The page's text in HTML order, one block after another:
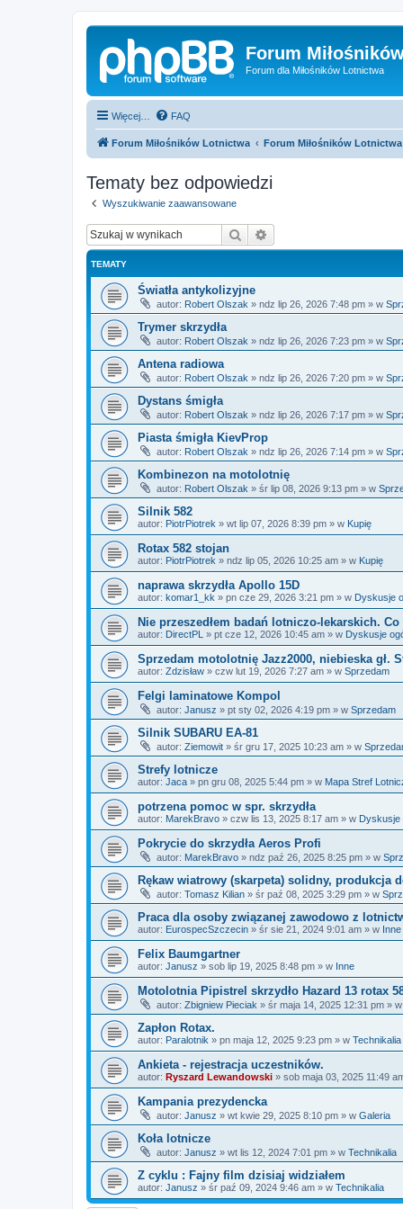
Forum
Forum dla Miłośników Lotnictwa
Więcej… FAQ
Forum Miłośników Lotnictwa Forum Miłośników Lotnictwa
Tematy bez odpowiedzi
Wyszukiwanie zaawansowane
Szukaj
TEMATY
Światła antykolizyjne
autor: Robert Olszak » ndz lip 26, 2026 7:48 pm » w
Trymer skrzydła
autor: Robert Olszak » ndz lip 26, 2026 7:23 pm » w
Antena radiowa
autor: Robert Olszak » ndz lip 26, 2026 7:20 pm » w
Dystans śmigła
autor: Robert Olszak » ndz lip 26, 2026 7:17 pm » w
Piasta śmigła KievProp
autor: Robert Olszak » ndz lip 26, 2026 7:14 pm » w
Kombinezon na motolotnię
autor: Robert Olszak » śr lip 08, 2026 9:13 pm » w
Silnik 582
autor: PiotrPiotrek » wt lip 07, 2026 8:39 pm » w Kupię
Rotax 582 stojan
autor: PiotrPiotrek » ndz lip 05, 2026 10:25 am » w Kupię
naprawa skrzydła Apollo 15D
autor: komar1_kk » pn cze 29, 2026 3:21 pm » w Dyskusje
Nie przeszedłem badań lotniczo-lekarskich. Co
autor: DirectPL » pt cze 12, 2026 10:45 am » w Dyskusje
Sprzedam motolotnię Jazz2000, niebieska gł.
autor: Zdzisław » czw lut 19, 2026 7:27 am » w Sprzedam
Felgi laminatowe Kompol
autor: Janusz » pt sty 02, 2026 4:19 pm » w Sprzedam
Silnik SUBARU EA-81
autor: Ziemowit » śr gru 17, 2025 10:23 am » w
Strefy lotnicze
autor: Jaca » pn gru 08, 2025 5:44 pm » w Mapa Stref
potrzena pomoc w spr. skrzydła
autor: MarekBravo » czw lis 13, 2025 8:17 am » w Dyskusje
Pokrycie do skrzydła Aeros Profi
autor: MarekBravo » ndz paź 26, 2025 8:25 pm » w
Rękaw wiatrowy (skarpeta) solidny, produkcja
autor: Tomasz Kilian » śr paź 08, 2025 3:29 pm » w
Praca dla osoby związanej zawodowo z
autor: EurospecSzczecin » śr sie 21, 2024 9:01 am » w Inne
Felix Baumgartner
autor: Janusz » sob lip 19, 2025 8:48 pm » w Inne
Motolotnia Pipistrel skrzydło Hazard 13 rotax
autor: Zbigniew Pieciak » śr maja 14, 2025 12:31 pm » w
Zapłon Rotax.
autor: Paralotnik » pn maja 12, 2025 9:23 pm » w Technikalia
Ankieta - rejestracja uczestników.
autor: Ryszard Lewandowski » sob maja 03, 2025 11:49
Kampania prezydencka
autor: Janusz » wt kwie 29, 2025 8:10 pm » w Galeria
Koła lotnicze
autor: Janusz » wt lis 12, 2024 7:01 pm » w Technikalia
Z cyklu : Fajny film dzisiaj widziałem
autor: Janusz » śr paź 09, 2024 9:46 am » w Technikalia